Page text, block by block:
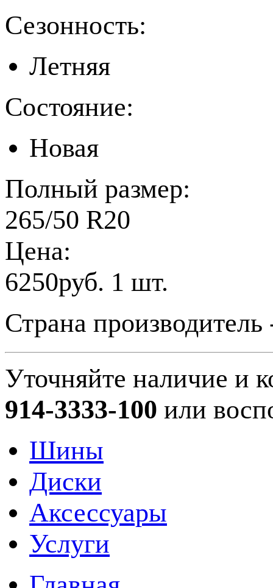
Сезонность:
Летняя
Состояние:
Новая
Полный размер:
265/50 R20
Цена:
6250руб. 1 шт.
Страна
Уточняйте наличие и
914-3333-100 или
Шины
Диски
Аксессуары
Услуги